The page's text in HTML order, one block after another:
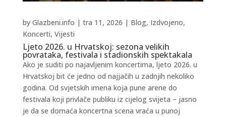
Ljeto 2026. u Hrvatskoj: sezona velikih
povrataka, festivala i stadionskih spektakala
by Glazbeni.info | tra 11, 2026 | Blog, Izdvojeno,
Koncerti, Vijesti
Ako je suditi po najavljenim koncertima, ljeto 2026. u
Hrvatskoj bit će jedno od najjačih u zadnjih nekoliko
godina. Od svjetskih imena koja pune arene do
festivala koji privlače publiku iz cijelog svijeta – jasno
je da se domaća koncertna scena vraća u punoj